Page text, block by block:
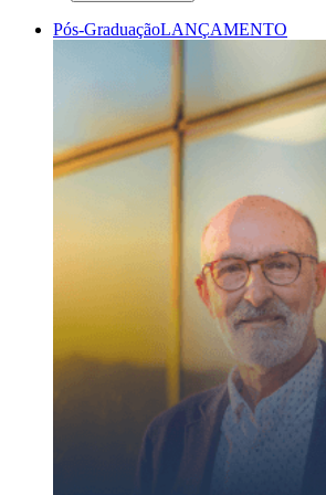
Pós-GraduaçãoLANÇAMENTO